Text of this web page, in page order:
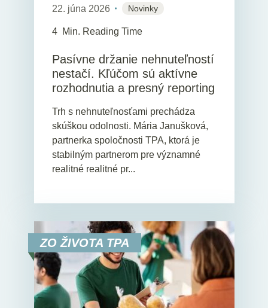
22. júna 2026 Novinky
4 Min. Reading Time
Pasívne držanie nehnuteľností
nestačí. Kľúčom sú aktívne
rozhodnutia a presný reporting
Trh s nehnuteľnosťami prechádza
skúškou odolnosti. Mária Janušková,
partnerka spoločnosti TPA, ktorá je
stabilným partnerom pre významné
realitné realitné pr...
ZO ŽIVOTA TPA